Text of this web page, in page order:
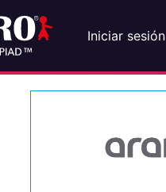
Iniciar sesión